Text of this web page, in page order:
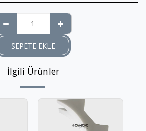
SEPETE EKLE
İlgili Ürünler